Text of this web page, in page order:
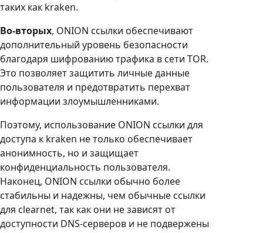
таких как kraken.
Во-вторых, ONION ссылки обеспечивают
дополнительный уровень безопасности
благодаря шифрованию трафика в сети TOR.
Это позволяет защитить личные данные
пользователя и предотвратить перехват
информации злоумышленниками.
Поэтому, использование ONION ссылки для
доступа к kraken не только обеспечивает
анонимность, но и защищает
конфиденциальность пользователя.
Наконец, ONION ссылки обычно более
стабильны и надежны, чем обычные ссылки
для clearnet, так как они не зависят от
доступности DNS-серверов и не подвержены